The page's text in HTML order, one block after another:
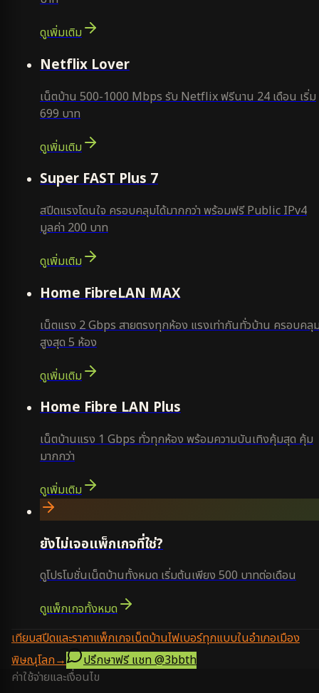
ดูเพิ่มเติม
Netflix Lover
เน็ตบ้าน 500-1000 Mbps รับ Netflix ฟรีนาน 24 เดือน เริ่ม
699 บาท
ดูเพิ่มเติม
Super FAST Plus 7
สปีดแรงโดนใจ ครอบคลุมได้มากกว่า พร้อมฟรี Public IPv4
มูลค่า 200 บาท
ดูเพิ่มเติม
Home FibreLAN MAX
เน็ตแรง 2 Gbps สายตรงทุกห้อง แรงเท่ากันทั่วบ้าน ครอบคลุ
สูงสุด 5 ห้อง
ดูเพิ่มเติม
Home Fibre LAN Plus
เน็ตบ้านแรง 1 Gbps ทั่วทุกห้อง พร้อมความบันเทิงคุ้มสุด คุ้ม
มากกว่า
ดูเพิ่มเติม
ยังไม่เจอแพ็กเกจที่ใช่?
ดูโปรโมชั่นเน็ตบ้านทั้งหมด เริ่มต้นเพียง 500 บาทต่อเดือน
ดูแพ็กเกจทั้งหมด
เทียบสปีดและราคาแพ็กเกจเน็ตบ้านไฟเบอร์ทุกแบบในอำเภอเมือง
พิษณุโลก→ ปรึกษาฟรี แชท@3bbth
ค่าใช้จ่ายและเงื่อนไข